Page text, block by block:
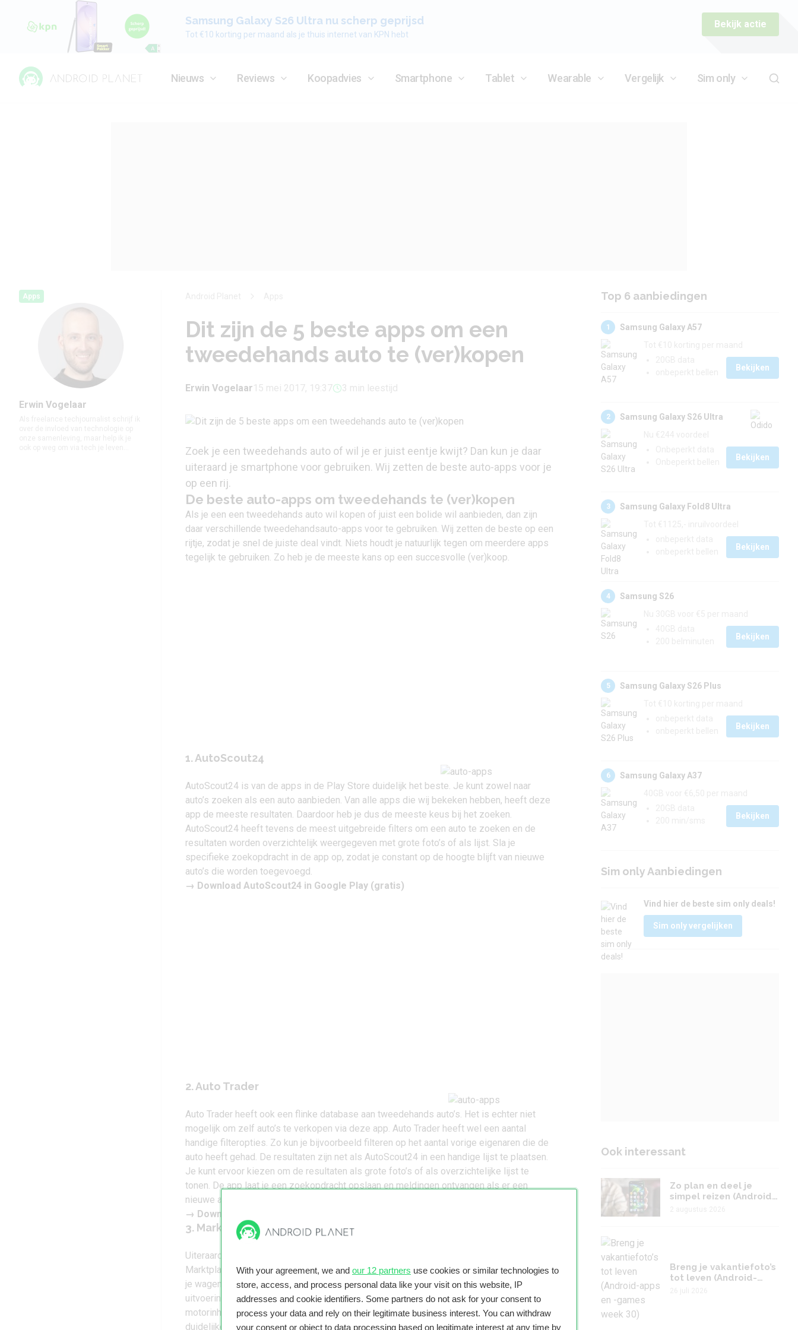
With your agreement, we and our 12 partners use cookies or similar technologies to
store, access, and process personal data like your visit on this website, IP
addresses and cookie identifiers. Some partners do not ask for your consent to
process your data and rely on their legitimate business interest. You can withdraw
your consent or object to data processing based on legitimate interest at any time by
Samsung Galaxy S26 Ultra nu scherp geprijsd
Tot €10 korting per maand als je thuis internet van KPN hebt
Bekijk actie
Nieuws Reviews Koopadvies Smartphone Tablet Wearable Vergelijk Sim only
Apps
Erwin Vogelaar
Dit zijn de 5 beste apps om een
tweedehands auto te (ver)kopen
Erwin Vogelaar 15 mei 2017, 19:37 3 min leestijd
Zoek je een tweedehands auto of wil je er juist eentje kwijt? Dan kun je daar
uiteraard je smartphone voor gebruiken. Wij zetten de beste auto-apps voor je
op een rij.
De beste auto-apps om tweedehands te (ver)kopen
Als je een een tweedehands auto wil kopen of juist een bolide wil aanbieden, dan zijn
daar verschillende tweedehandsauto-apps voor te gebruiken. Wij zetten de beste op een
rijtje, zodat je snel de juiste deal vindt. Niets houdt je natuurlijk tegen om meerdere apps
tegelijk te gebruiken. Zo heb je de meeste kans op een succesvolle (ver)koop.
1. AutoScout24
AutoScout24 is van de apps in de Play Store duidelijk het beste. Je kunt zowel naar
auto’s zoeken als een auto aanbieden. Van alle apps die wij bekeken hebben, heeft deze
app de meeste resultaten. Daardoor heb je dus de meeste keus bij het zoeken.
AutoScout24 heeft tevens de meest uitgebreide filters om een auto te zoeken en de
resultaten worden overzichtelijk weergegeven met grote foto’s of als lijst. Sla je
specifieke zoekopdracht in de app op, zodat je constant op de hoogte blijft van nieuwe
auto’s die worden toegevoegd.
→ Download AutoScout24 in Google Play (gratis)
2. Auto Trader
Auto Trader heeft ook een flinke database aan tweedehands auto’s. Het is echter niet
mogelijk om zelf auto’s te verkopen via deze app. Auto Trader heeft wel een aantal
handige filteropties. Zo kun je bijvoorbeeld filteren op het aantal vorige eigenaren die de
auto heeft gehad. De resultaten zijn net als AutoScout24 in een handige lijst te plaatsen.
Je kunt ervoor kiezen om de resultaten als grote foto’s of als overzichtelijke lijst te
tonen. De app laat je een zoekopdracht opslaan en meldingen ontvangen als er een
nieuwe auto wordt toegevoegd die bij je wensen past.
→ Download Auto Trader in Google Play
3. Marktplaats
Uiteraard kun je ook bij de bekendste tweedehands-app van Nederland terecht:
Marktplaats. De app heeft een aparte sectie voor auto’s. Hier vul je bij het aanbieden van
je wagen allerlei gegevens over het voertuig in. Denk aan het merk, het model, de
uitvoering, het bouwjaar en uiteraard de kilometerstand. Maar bijvoorbeeld ook de
motorinhoud, garantie en de APK-vervaldatum. De app werkt goed en laat onder andere
duidelijke foto’s zien. Als je al een Marktplaats-account hebt is dit een logische keuze.
Top 6 aanbiedingen
1
Samsung Galaxy A57
Bekijken
2
Samsung Galaxy S26 Ultra
Bekijken
3
Samsung Galaxy Fold8 Ultra
Bekijken
4
Samsung S26
Bekijken
5
Samsung Galaxy S26 Plus
Bekijken
6
Samsung Galaxy A37
Bekijken
Sim only Aanbiedingen
Vind hier de beste sim only deals!
Sim only vergelijken
Ook interessant
Zo plan en deel je
simpel reizen (Android-
Breng je vakantiefoto’s
tot leven (Android-